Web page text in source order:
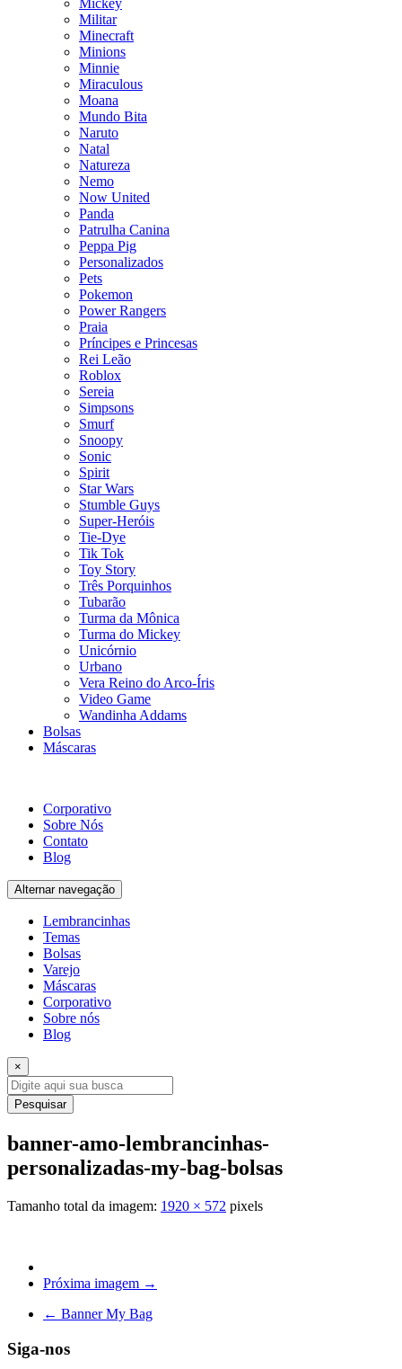
Mickey
Militar
Minecraft
Minions
Minnie
Miraculous
Moana
Mundo Bita
Naruto
Natal
Natureza
Nemo
Now United
Panda
Patrulha Canina
Peppa Pig
Personalizados
Pets
Pokemon
Power Rangers
Praia
Príncipes e Princesas
Rei Leão
Roblox
Sereia
Simpsons
Smurf
Snoopy
Sonic
Spirit
Star Wars
Stumble Guys
Super-Heróis
Tie-Dye
Tik Tok
Toy Story
Três Porquinhos
Tubarão
Turma da Mônica
Turma do Mickey
Unicórnio
Urbano
Vera Reino do Arco-Íris
Video Game
Wandinha Addams
Bolsas
Máscaras
Corporativo
Sobre Nós
Contato
Blog
Alternar navegação
Lembrancinhas
Temas
Bolsas
Varejo
Máscaras
Corporativo
Sobre nós
Blog
×
Pesquisar
banner-amo-lembrancinhas-
personalizadas-my-bag-bolsas
Tamanho total da imagem: 1920 × 572 pixels
Próxima imagem →
← Banner My Bag
Siga-nos